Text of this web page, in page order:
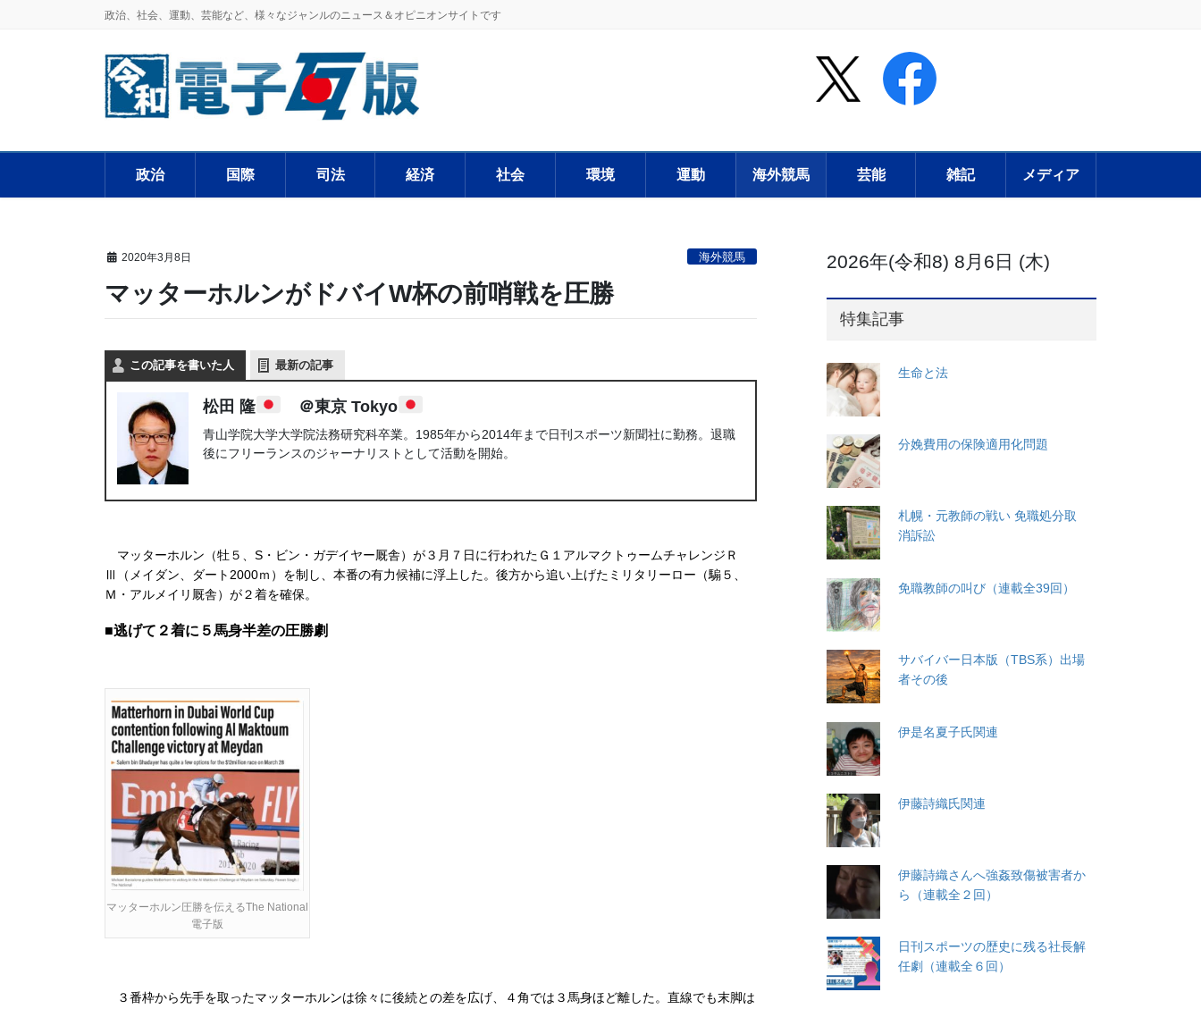
政治、社会、運動、芸能など、様々なジャンルのニュース＆オピニオンサイトです
政治 国際 司法 経済 社会 環境 運動 海外競馬 芸能 雑記 メディア
2020年3月8日 海外競馬
マッターホルンがドバイW杯の前哨戦を圧勝
この記事を書いた人 最新の記事
松田 隆 ＠東京 Tokyo
青山学院大学大学院法務研究科卒業。1985年から2014年まで日刊スポーツ新聞社に勤務。退職
後にフリーランスのジャーナリストとして活動を開始。
マッターホルン（牡５、S・ビン・ガデイヤー厩舎）が３月７日に行われたＧ１アルマクトゥームチャレンジＲ
Ⅲ（メイダン、ダート2000ｍ）を制し、本番の有力候補に浮上した。後方から追い上げたミリタリーロー（騸５、
Ｍ・アルメイリ厩舎）が２着を確保。
■逃げて２着に５馬身半差の圧勝劇
マッターホルン圧勝を伝えるThe National
電子版
３番枠から先手を取ったマッターホルンは徐々に後続との差を広げ、４角では３馬身ほど離した。直線でも末脚は
2026年(令和8) 8月6日 (木)
特集記事
生命と法
分娩費用の保険適用化問題
札幌・元教師の戦い 免職処分取
消訴訟
免職教師の叫び（連載全39回）
サバイバー日本版（TBS系）出場
者その後
伊是名夏子氏関連
伊藤詩織氏関連
伊藤詩織さんへ強姦致傷被害者か
ら（連載全２回）
日刊スポーツの歴史に残る社長解
任劇（連載全６回）